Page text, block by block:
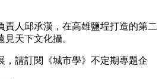
責人邱承漢，在高雄鹽埕打造的第二
天下文化攝。
，請訂閱《城市學》不定期專題企